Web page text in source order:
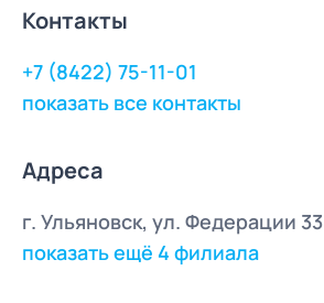
Контакты
+7 (8422) 75-11-01
показать все контакты
Адреса
г. Ульяновск, ул. Федерации 33
показать ещё 4 филиала